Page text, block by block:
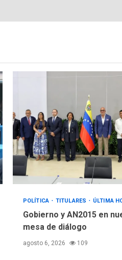
POLÍTICA TITULARES ÚLTIMA
Gobierno y AN2015 en
mesa de diálogo
agosto 6, 2026 109